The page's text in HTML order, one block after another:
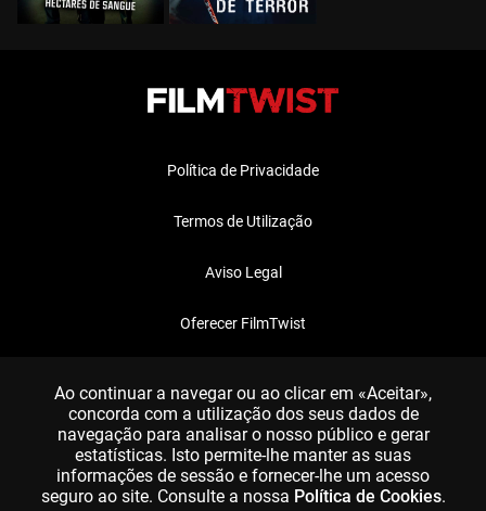
Política de Privacidade
Termos de Utilização
Aviso Legal
Oferecer FilmTwist
Ao continuar a navegar ou ao clicar em «Aceitar»,
concorda com a utilização dos seus dados de
navegação para analisar o nosso público e gerar
estatísticas. Isto permite-lhe manter as suas
informações de sessão e fornecer-lhe um acesso
seguro ao site. Consulte a nossa Política de Cookies.